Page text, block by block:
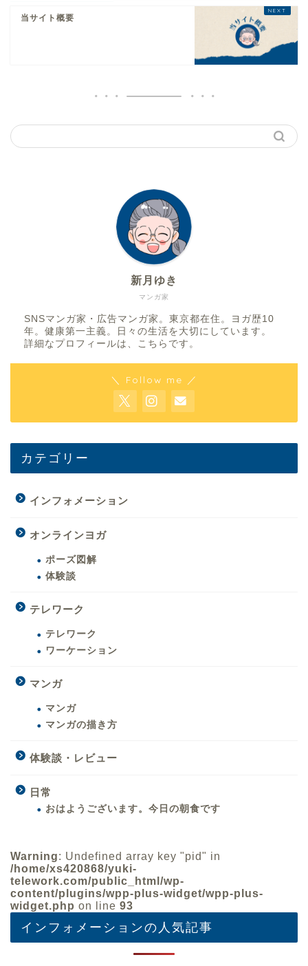
当サイト概要
マンガ家
新月ゆき
SNSマンガ家・広告マンガ家。東京都在住。ヨガ歴10
年。健康第一主義。日々の生活を大切にしています。
詳細なプロフィールは、 こちら です。
＼ Follow me ／
カテゴリー
インフォメーション
オンラインヨガ
ポーズ図解
体験談
テレワーク
テレワーク
ワーケーション
マンガ
マンガ
マンガの描き方
体験談・レビュー
日常
おはようございます。今日の朝食です
Warning: Undefined array key "pid" in
/home/xs420868/yuki-
telework.com/public_html/wp-
content/plugins/wpp-plus-widget/wpp-plus-
widget.php on line 93
インフォメーションの人気記事